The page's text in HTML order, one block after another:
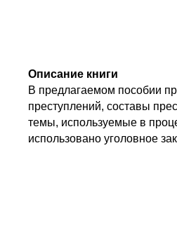
Описание книги
В предлагаемом пособии
преступлений, составы
темы, используемые в
использовано уголовное